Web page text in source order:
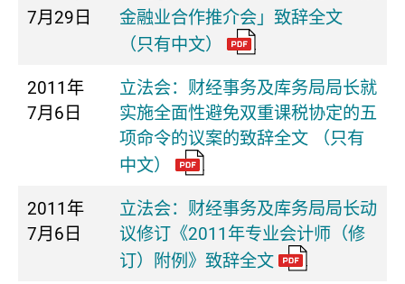
7月29日
金融业合作推介会」致辞全文
（只有中文）
2011年
7月6日
立法会：财经事务及库务局局长就
实施全面性避免双重课税协定的五
项命令的议案的致辞全文 （只有
中文）
2011年
7月6日
立法会：财经事务及库务局局长动
议修订《2011年专业会计师（修
订）附例》致辞全文